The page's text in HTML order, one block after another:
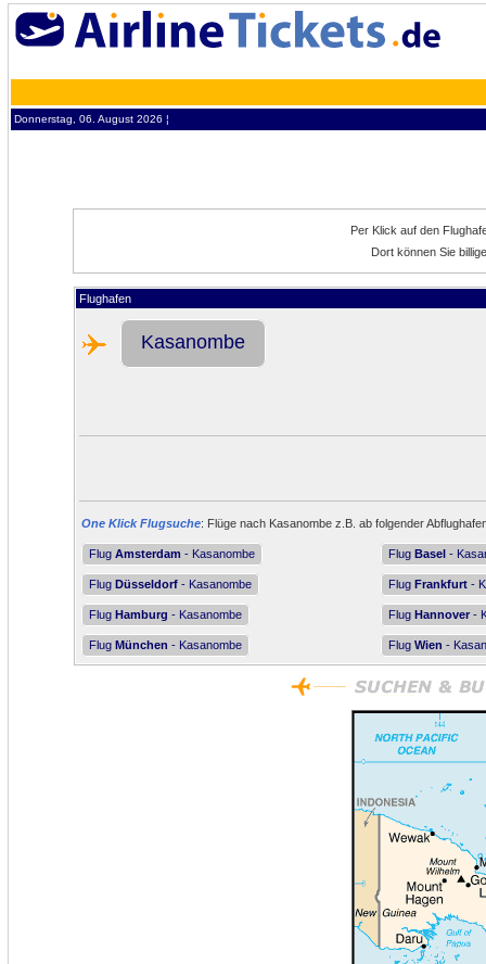
Donnerstag, 06. August 2026 ¦
Per Klick auf den
Dort können Sie
Flughafen
Kasanombe
One Klick Flugsuche: Flüge nach Kasanombe z.B. ab folgender
Flug Amsterdam - Kasanombe Flug Basel -
Flug Düsseldorf - Kasanombe Flug Frankfurt -
Flug Hamburg - Kasanombe Flug Hannover -
Flug München - Kasanombe Flug Wien -